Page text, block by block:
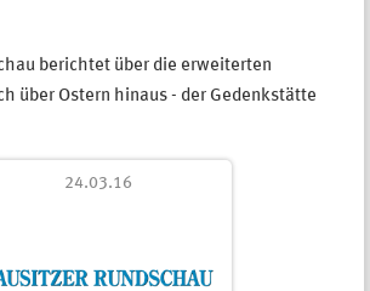
berichtet über die erweiterten
über Ostern hinaus - der Gedenkstätte
24.03.16